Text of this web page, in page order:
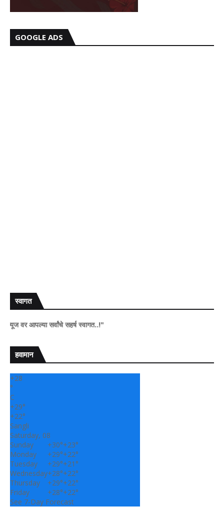
GOOGLE ADS
स्वागत
आपल्या सर्वांचे सहर्ष स्वागत..!"
हवामान
+28
°
C
+29°
+22°
Sangli
Saturday, 08
Sunday
+30°+23°
Monday
+29°+22°
Tuesday
+29°+21°
Wednesday+28°+22°
Thursday
+29°+22°
Friday
+28°+22°
See 7-Day Forecast